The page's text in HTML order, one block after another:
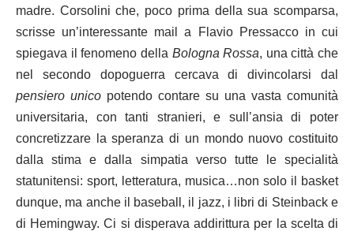
madre. Corsolini che, poco prima della sua scomparsa,
scrisse un’interessante mail a Flavio Pressacco in cui
spiegava il fenomeno della Bologna Rossa, una città che
nel secondo dopoguerra cercava di divincolarsi dal
pensiero unico potendo contare su una vasta comunità
universitaria, con tanti stranieri, e sull’ansia di poter
concretizzare la speranza di un mondo nuovo costituito
dalla stima e dalla simpatia verso tutte le specialità
statunitensi: sport, letteratura, musica…non solo il basket
dunque, ma anche il baseball, il jazz, i libri di Steinback e
di Hemingway. Ci si disperava addirittura per la scelta di